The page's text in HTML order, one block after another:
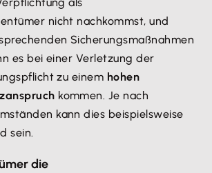
nicht nachkommst, und
Sicherungsmaßnahmen
es bei einer Verletzung der
zu einem hohen
kommen. Je nach
kann dies beispielsweise
sein.
die